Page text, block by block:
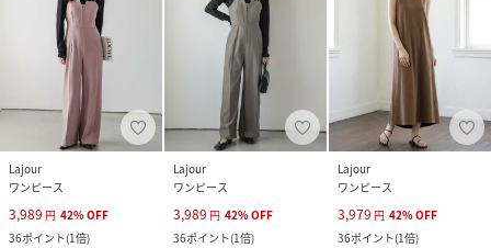
Lajour
ワンピース
3,989 円 42%OFF
36ポイント(1倍)
Lajour
ワンピース
3,989 円 42%OFF
36ポイント(1倍)
Lajour
ワンピース
3,979 円 42%OFF
36ポイント(1倍)